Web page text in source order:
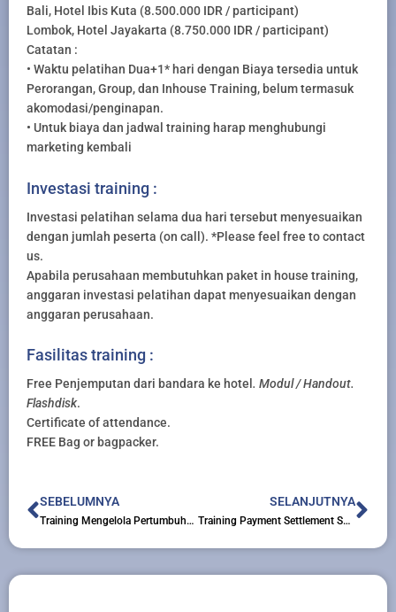
Bali, Hotel Ibis Kuta (8.500.000 IDR / participant)
Lombok, Hotel Jayakarta (8.750.000 IDR / participant)
Catatan :
• Waktu pelatihan Dua+1* hari dengan Biaya tersedia untuk
Perorangan, Group, dan Inhouse Training, belum termasuk
akomodasi/penginapan.
• Untuk biaya dan jadwal training harap menghubungi
marketing kembali
Investasi training :
Investasi pelatihan selama dua hari tersebut menyesuaikan
dengan jumlah peserta (on call). *Please feel free to contact
us.
Apabila perusahaan membutuhkan paket in house training,
anggaran investasi pelatihan dapat menyesuaikan dengan
anggaran perusahaan.
Fasilitas training :
Free Penjemputan dari bandara ke hotel . Modul / Handout.
Flashdisk.
Certificate of attendance.
FREE Bag or bagpacker.
Prev
SEBELUMNYA
Training Mengelola Pertumbuhan Usaha bagi UKM Mitra Binaan Program CSR PKBL
SELANJUTNYA
Training Payment Settlement System